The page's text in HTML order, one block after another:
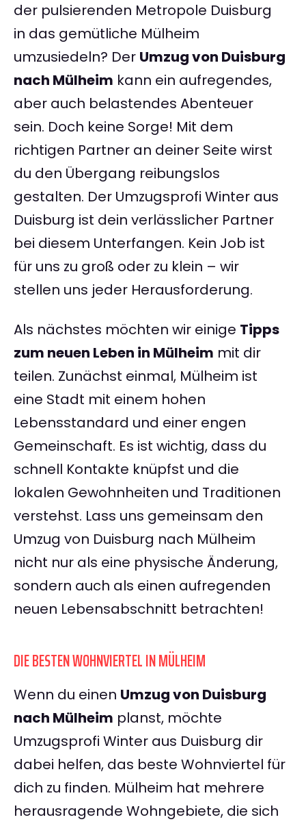
der pulsierenden Metropole Duisburg
in das gemütliche Mülheim
umzusiedeln? Der Umzug von Duisburg
nach Mülheim kann ein aufregendes,
aber auch belastendes Abenteuer
sein. Doch keine Sorge! Mit dem
richtigen Partner an deiner Seite wirst
du den Übergang reibungslos
gestalten. Der Umzugsprofi Winter aus
Duisburg ist dein verlässlicher Partner
bei diesem Unterfangen. Kein Job ist
für uns zu groß oder zu klein – wir
stellen uns jeder Herausforderung.
Als nächstes möchten wir einige Tipps
zum neuen Leben in Mülheim mit dir
teilen. Zunächst einmal, Mülheim ist
eine Stadt mit einem hohen
Lebensstandard und einer engen
Gemeinschaft. Es ist wichtig, dass du
schnell Kontakte knüpfst und die
lokalen Gewohnheiten und Traditionen
verstehst. Lass uns gemeinsam den
Umzug von Duisburg nach Mülheim
nicht nur als eine physische Änderung,
sondern auch als einen aufregenden
neuen Lebensabschnitt betrachten!
DIE BESTEN WOHNVIERTEL IN MÜLHEIM
Wenn du einen Umzug von Duisburg
nach Mülheim planst, möchte
Umzugsprofi Winter aus Duisburg dir
dabei helfen, das beste Wohnviertel für
dich zu finden. Mülheim hat mehrere
herausragende Wohngebiete, die sich